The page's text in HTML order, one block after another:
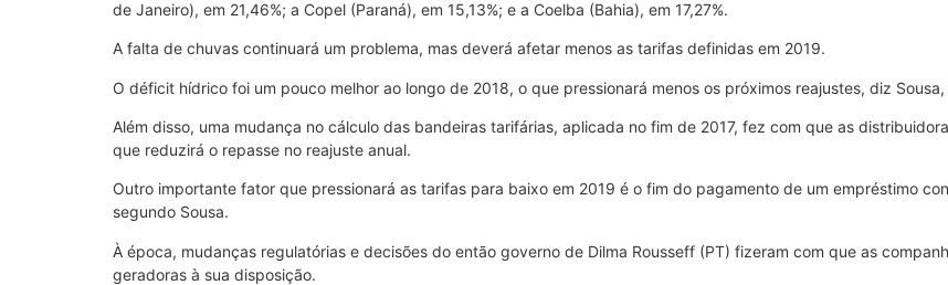
de Janeiro), em 21,46%; a Copel (Paraná), em 15,13%; e a Coelba (Bahia), em 17,27%.
A falta de chuvas continuará um problema, mas deverá afetar menos as tarifas definidas em 2019.
O déficit hídrico foi um pouco melhor ao longo de 2018, o que pressionará menos os próximos reajustes, diz Sousa,
Além disso, uma mudança no cálculo das bandeiras tarifárias, aplicada no fim de 2017, fez com que as
que reduzirá o repasse no reajuste anual.
Outro importante fator que pressionará as tarifas para baixo em 2019 é o fim do pagamento de um empréstimo
segundo Sousa.
À época, mudanças regulatórias e decisões do então governo de Dilma Rousseff (PT) fizeram com que as
geradoras à sua disposição.